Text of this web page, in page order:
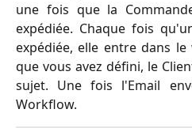
une fois que la
expédiée. Chaque fois
expédiée, elle entre dans
que vous avez défini, le
sujet. Une fois l'Email
Workflow.